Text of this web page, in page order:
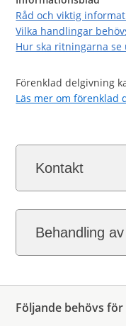
Råd och viktig
Vilka handlingar
Hur ska ritningarna se
Förenklad delgivning
Läs mer om förenklad
Kontakt
Behandling
Följande behövs